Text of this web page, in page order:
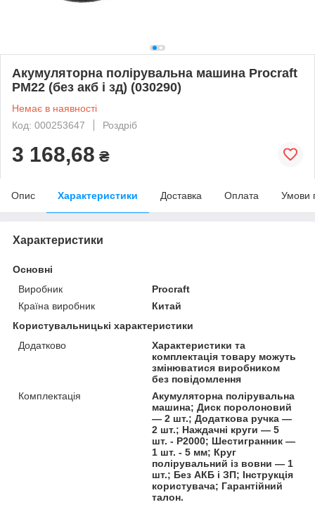
Акумуляторна полірувальна машина Procraft
PM22 (без акб і зд) (030290)
Немає в наявності
Код: 000253647
Роздріб
3 168,68 ₴
Опис Характеристики Доставка Оплата Умови
Характеристики
Основні
Виробник
Procraft
Країна виробник
Китай
Користувальницькі характеристики
Додатково
Характеристики та
комплектація товару можуть
змінюватися виробником
без повідомлення
Комплектація
Акумуляторна полірувальна
машина; Диск поролоновий
— 2 шт.; Додаткова ручка —
2 шт.; Наждачні круги — 5
шт. - P2000; Шестигранник —
1 шт. - 5 мм; Круг
полірувальний із вовни — 1
шт.; Без АКБ і ЗП; Інструкція
користувача; Гарантійний
талон.